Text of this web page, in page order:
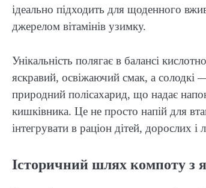
ідеально підходить для щоденного
джерелом вітамінів узимку.
Унікальність полягає в балансі
яскравий, освіжаючий смак, а
природний полісахарид, що надає
кишківника. Це не просто напій для
інтегрувати в раціон дітей, дорослих і
Історичний шлях компоту з